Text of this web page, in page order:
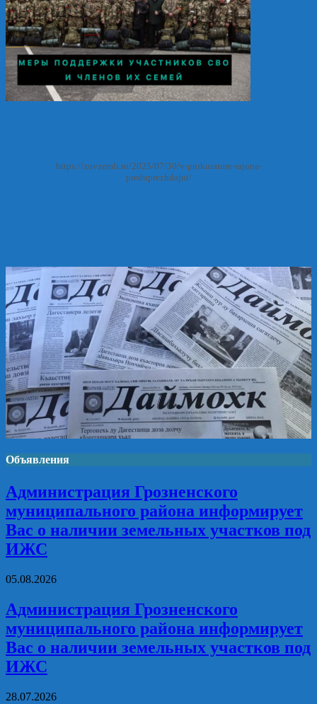
https://zovzemli.ru/2025/07/30/v-prokurature-rajona-
preduprezhdajut/
Объявления
Администрация Грозненского
муниципального района информирует
Вас о наличии земельных участков под
ИЖС
05.08.2026
Администрация Грозненского
муниципального района информирует
Вас о наличии земельных участков под
ИЖС
28.07.2026